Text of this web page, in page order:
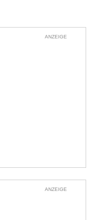
ANZEIGE
ANZEIGE